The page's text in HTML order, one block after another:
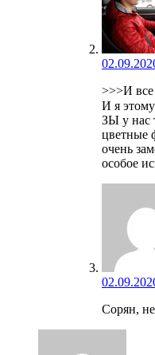
>>>И
И я
ЗЫ у нас
цветные
очень
особое
Сорян,